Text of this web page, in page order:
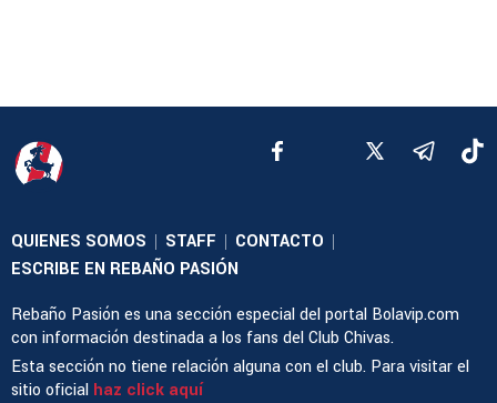
QUIENES SOMOS | STAFF | CONTACTO |
ESCRIBE EN REBAÑO PASIÓN
Rebaño Pasión es una sección especial del portal Bolavip.com
con información destinada a los fans del Club Chivas.
Esta sección no tiene relación alguna con el club. Para visitar el
sitio oficial haz click aquí